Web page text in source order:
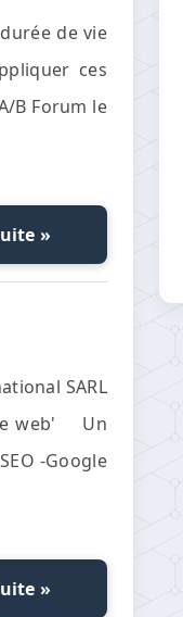
de vie
ces
B Forum le
»
SARL
web' Un
-Google
»